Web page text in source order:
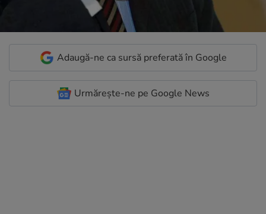
Adaugă-ne ca sursă preferată în Google
Urmărește-ne pe Google News